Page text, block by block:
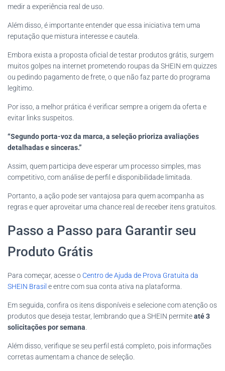
medir a experiência real de uso.
Além disso, é importante entender que essa iniciativa tem uma
reputação que mistura interesse e cautela.
Embora exista a proposta oficial de testar produtos grátis, surgem
muitos golpes na internet prometendo roupas da SHEIN em quizzes
ou pedindo pagamento de frete, o que não faz parte do programa
legítimo.
Por isso, a melhor prática é verificar sempre a origem da oferta e
evitar links suspeitos.
“Segundo porta-voz da marca, a seleção prioriza avaliações
detalhadas e sinceras.”
Assim, quem participa deve esperar um processo simples, mas
competitivo, com análise de perfil e disponibilidade limitada.
Portanto, a ação pode ser vantajosa para quem acompanha as
regras e quer aproveitar uma chance real de receber itens gratuitos.
Passo a Passo para Garantir seu
Produto Grátis
Para começar, acesse o Centro de Ajuda de Prova Gratuita da
SHEIN Brasil e entre com sua conta ativa na plataforma.
Em seguida, confira os itens disponíveis e selecione com atenção os
produtos que deseja testar, lembrando que a SHEIN permiteaté 3
solicitações por semana
Além disso, verifique se seu perfil está completo, pois informações
corretas aumentam a chance de seleção.